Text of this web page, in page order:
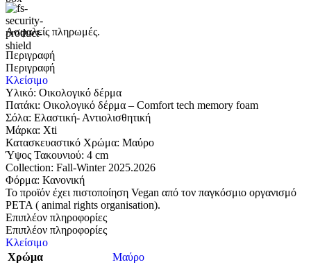
Ασφαλείς πληρωμές.
Περιγραφή
Περιγραφή
Κλείσιμο
Υλικό: Οικολογικό δέρμα
Πατάκι: Οικολογικό δέρμα – Comfort tech memory foam
Σόλα: Eλαστική- Αντιολισθητική
Μάρκα: Xti
Κατασκευαστικό Χρώμα: Μαύρο
Ύψος Τακουνιού: 4 cm
Collection: Fall-Winter 2025.2026
Φόρμα: Κανονική
Το προϊόν έχει πιστοποίηση Vegan από τον παγκόσμιο οργανισμό
PETA ( animal rights organisation).
Επιπλέον πληροφορίες
Επιπλέον πληροφορίες
Κλείσιμο
Χρώμα
Μαύρο